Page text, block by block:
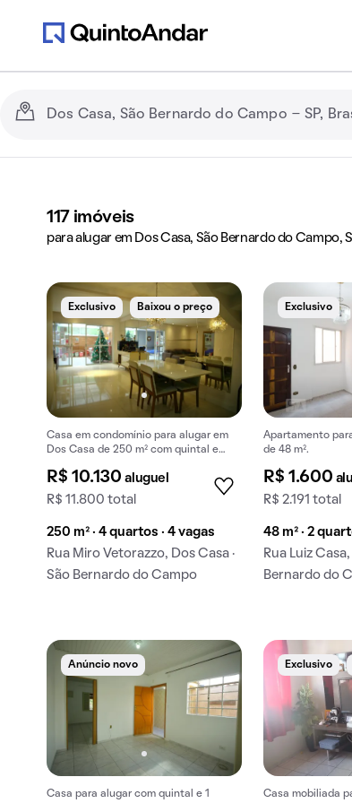
117 imóveis
para alugar em Dos Casa, São Bernardo do Campo,
Exclusivo Baixou o preço
Casa em condomínio para alugar em
Dos Casa de 250 m² com quintal e
R$ 10.130aluguel
R$ 11.800 total
250 m² · 4 quartos · 4 vagas
Rua Miro Vetorazzo, Dos Casa ·
São Bernardo do Campo
Exclusivo
Apartamento
de 48 m².
R$ 1.600
R$ 2.191 total
48 m² · 2
Rua Luiz
Bernardo do
Anúncio novo
Casa para alugar com quintal e 1
Exclusivo
Casa mobiliada